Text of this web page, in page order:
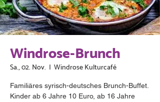
Windrose-Brunch
Sa., 02. Nov.
  |
Windrose Kulturcafé
Familiäres syrisch-deutsches Brunch-Buffet.
Kinder ab 6 Jahre 10 Euro, ab 16 Jahre